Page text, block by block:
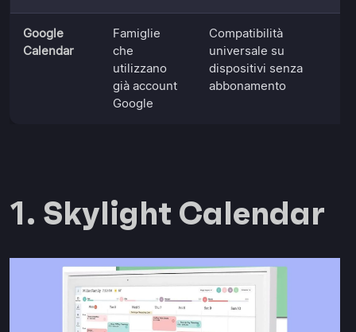
Google
Calendar
Famiglie
che
utilizzano
già account
Google
Compatibilità
universale su
dispositivi senza
abbonamento
1. Skylight Calendar